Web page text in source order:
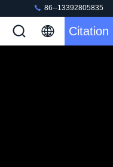
86--13392805835
Citation